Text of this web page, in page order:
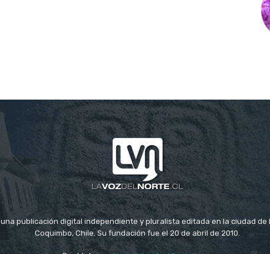
publicación digital independiente y pluralista editada en la ciudad de
Coquimbo, Chile. Su fundación fue el 20 de abril de 2010.